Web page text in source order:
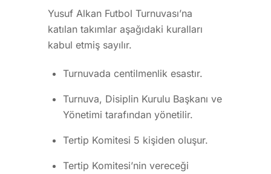
Yusuf Alkan Futbol Turnuvası’na
katılan takımlar aşağıdaki kuralları
kabul etmiş sayılır.
Turnuvada centilmenlik esastır.
Turnuva, Disiplin Kurulu Başkanı ve
Yönetimi tarafından yönetilir.
Tertip Komitesi 5 kişiden oluşur.
Tertip Komitesi’nin vereceği